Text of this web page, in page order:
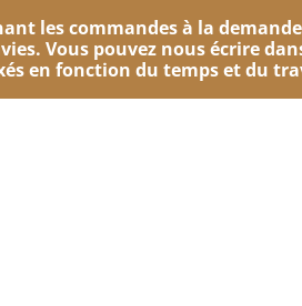
les commandes à la
Vous pouvez nous écrire
en fonction du temps et du